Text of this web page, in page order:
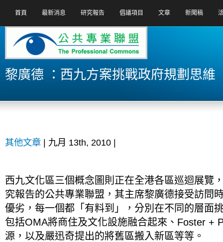
首頁 最新消息 研究報告 倡議項目 文章 新聞稿
黎廣德 ：西九方案挑戰政府規劃思維
其他文章 | 九月 13th, 2010 |
西九文化區三個概念圖則正在全港各區巡迴展覽
究報告的公共專業聯盟，其主席黎廣德接受訪問
優劣，每一個都「有料到」，分別在不同的層面
包括OMA將商住及文化設施融合起來、Foster +
源，以及嚴迅奇提出的將舊區搬入新區等等。